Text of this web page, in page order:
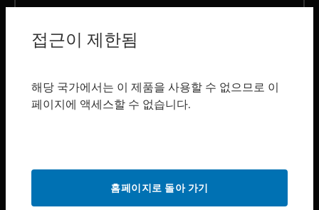
제품
toggle view
서비스
접근이 제한됨
해당 국가에서는 이 제품을 사용할 수 없으므로 이
페이지에 액세스할 수 없습니다.
홈페이지로 돌아 가기